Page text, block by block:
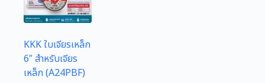
KKK ใบเจียรเหล็ก
6″ สำหรับเจียร
เหล็ก (A24PBF)